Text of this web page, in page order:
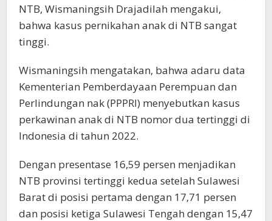
NTB, Wismaningsih Drajadilah mengakui,
bahwa kasus pernikahan anak di NTB sangat
tinggi.
Wismaningsih mengatakan, bahwa adaru data
Kementerian Pemberdayaan Perempuan dan
Perlindungan nak (PPPRI) menyebutkan kasus
perkawinan anak di NTB nomor dua tertinggi di
Indonesia di tahun 2022.
Dengan presentase 16,59 persen menjadikan
NTB provinsi tertinggi kedua setelah Sulawesi
Barat di posisi pertama dengan 17,71 persen
dan posisi ketiga Sulawesi Tengah dengan 15,47